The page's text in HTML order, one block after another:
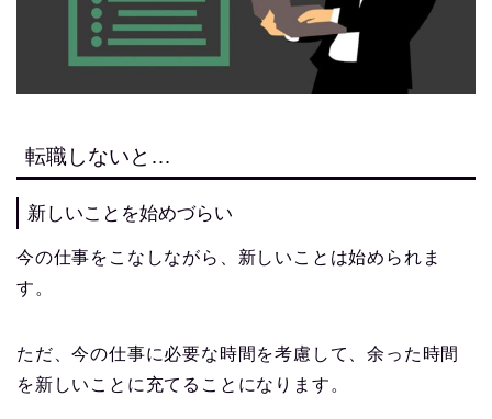
転職しないと…
新しいことを始めづらい
今の仕事をこなしながら、新しいことは始められま
す。
ただ、今の仕事に必要な時間を考慮して、余った時間
を新しいことに充てることになります。